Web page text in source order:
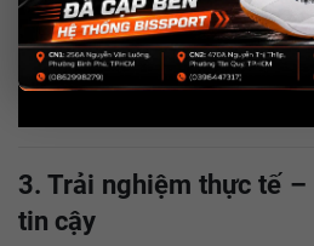
3. Trải nghiệm thực tế –
tin cậy